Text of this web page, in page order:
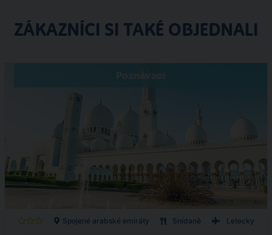
ZÁKAZNÍCI SI TAKÉ OBJEDNALI
Spojené arabské emiráty Snídaně Letecky